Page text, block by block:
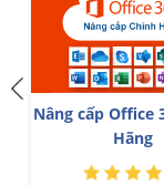
Nâng cấp Canva